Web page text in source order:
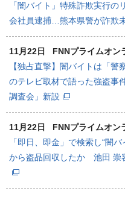
「闇バイト」特殊詐欺実行
会社員逮捕…熊本県警が詐欺
11月22日
FNNプライムオン
【独占直撃】闇バイトは「
のテレビ取材で語った強盗事
調査会」新設
11月22日
FNNプライムオン
「即日、即金」で検索し“闇
から盗品回収したか 池田 崇